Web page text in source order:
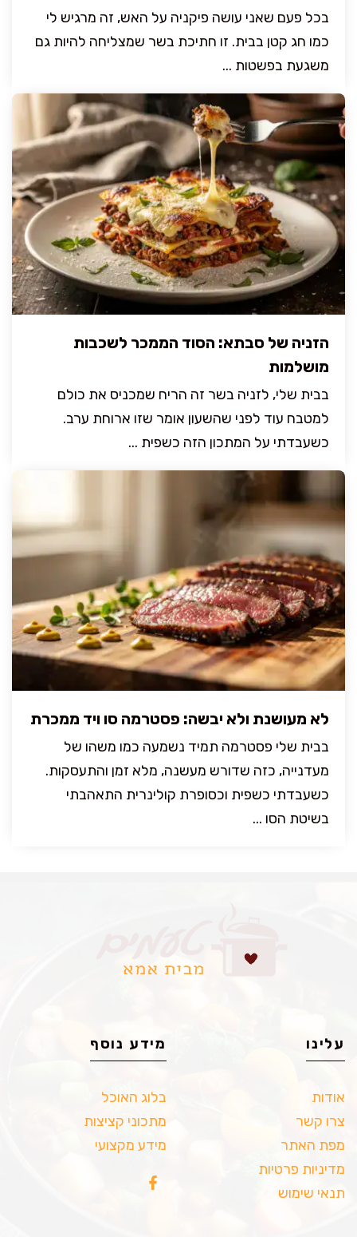
בכל פעם שאני עושה פיקניה על האש, זה מרגיש לי
כמו חג קטן בבית. זו חתיכת בשר שמצליחה להיות גם
משגעת בפשטות ...
הזניה של סבתא: הסוד הממכר לשכבות
מושלמות
בבית שלי, לזניה בשר זה הריח שמכניס את כולם
למטבח עוד לפני שהשעון אומר שזו ארוחת ערב.
כשעבדתי על המתכון הזה כשפית ...
לא מעושנת ולא יבשה: פסטרמה סו ויד ממכרת
בבית שלי פסטרמה תמיד נשמעה כמו משהו של
מעדנייה, כזה שדורש מעשנה, מלא זמן והתעסקות.
כשעבדתי כשפית וכסופרת קולינרית התאהבתי
בשיטת הסו ...
עלינו
אודות
צרו קשר
מפת האתר
מדיניות פרטיות
תנאי שימוש
מידע נוסף
בלוג האוכל
מתכוני קציצות
מידע מקצועי